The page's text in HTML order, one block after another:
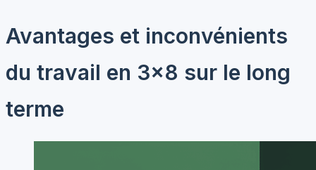
Avantages et inconvénients
du travail en 3×8 sur le long
terme